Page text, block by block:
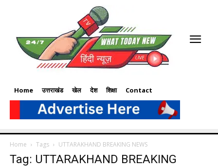
Home उत्तराखंड खेल देश शिक्षा Contact
Home Tags UTTARAKHAND BREAKING NEWS
Tag: UTTARAKHAND BREAKING